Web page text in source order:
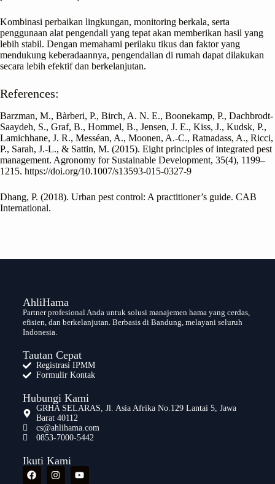
Kombinasi perbaikan lingkungan, monitoring berkala, serta
penggunaan alat pengendali yang tepat akan memberikan hasil yang
lebih stabil. Dengan memahami perilaku tikus dan faktor yang
mendukung keberadaannya, pengendalian di rumah dapat dilakukan
secara lebih efektif dan berkelanjutan.
References:
Barzman, M., Bàrberi, P., Birch, A. N. E., Boonekamp, P., Dachbrodt-
Saaydeh, S., Graf, B., Hommel, B., Jensen, J. E., Kiss, J., Kudsk, P.,
Lamichhane, J. R., Messéan, A., Moonen, A.-C., Ratnadass, A., Ricci,
P., Sarah, J.-L., & Sattin, M. (2015). Eight principles of integrated pest
management. Agronomy for Sustainable Development, 35(4), 1199–
1215. https://doi.org/10.1007/s13593-015-0327-9
Dhang, P. (2018). Urban pest control: A practitioner’s guide. CAB
International.
AhliHama
Partner profesional Anda untuk solusi manajemen hama yang cerdas,
efisien, dan berkelanjutan. Berbasis di Bandung, melayani seluruh
Indonesia.
Tautan Cepat
Registrasi IPMM
Formulir Kontak
Hubungi Kami
GRHA SELARAS, Jl. Asia Afrika No.129 Lantai 5, Jawa
Barat 40112
cs@ahlihama.com
0853-7000-5442
Ikuti Kami